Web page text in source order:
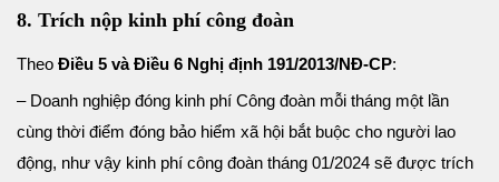
8. Trích nộp kinh phí công đoàn
Theo Điều 5 và Điều 6 Nghị định 191/2013/NĐ-CP:
– Doanh nghiệp đóng kinh phí Công đoàn mỗi tháng một lần
cùng thời điểm đóng bảo hiểm xã hội bắt buộc cho người lao
động, như vậy kinh phí công đoàn tháng 01/2024 sẽ được trích